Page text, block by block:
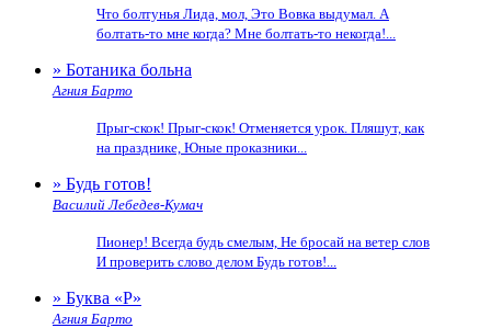
Что болтунья Лида, мол, Это Вовка выдумал. А
болтать-то мне когда? Мне болтать-то некогда!...
» Ботаника больна
Агния Барто
Прыг-скок! Прыг-скок! Отменяется урок. Пляшут, как
на празднике, Юные проказники...
» Будь готов!
Василий Лебедев-Кумач
Пионер! Всегда будь смелым, Не бросай на ветер слов
И проверить слово делом Будь готов!...
» Буква «Р»
Агния Барто